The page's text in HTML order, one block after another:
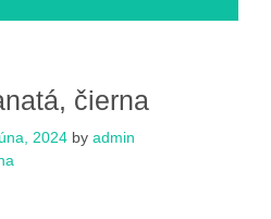
čierna
2024 by admin